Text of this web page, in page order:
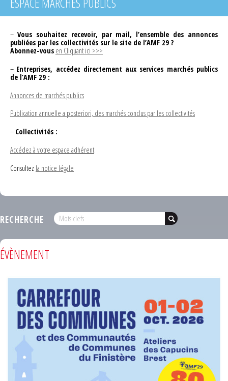
– Vous souhaitez recevoir, par mail, l’ensemble des annonces
publiées par les collectivités sur le site de l’AMF 29 ?
Abonnez-vous en Cliquant ici >>>
– Entreprises, accédez directement aux services marchés publics
de l’AMF 29 :
Annonces de marchés publics
Publication annuelle a posteriori, des marchés conclus par les collectivités
– Collectivités :
Accédez à votre espace adhérent
Consultez la notice légale
RECHERCHE
ÉVÈNEMENT